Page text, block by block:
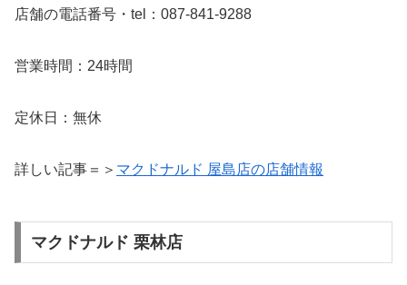
店舗の電話番号・tel：087-841-9288
営業時間：24時間
定休日：無休
詳しい記事＝＞ マクドナルド 屋島店の店舗情報
マクドナルド 栗林店